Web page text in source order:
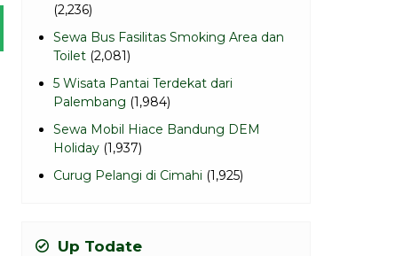
(2,236)
Sewa Bus Fasilitas Smoking Area dan
Toilet (2,081)
5 Wisata Pantai Terdekat dari
Palembang (1,984)
Sewa Mobil Hiace Bandung DEM
Holiday (1,937)
Curug Pelangi di Cimahi (1,925)
Up Todate